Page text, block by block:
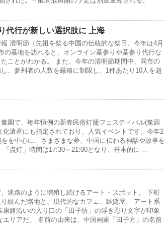
代行が新しい選択肢に 上海
清明節（先祖を祭る中国の伝統的な祭日、今年は4月
の墓地を訪れると、オンライン墓参りや墓参り代行な
ことがわかる。 また、今年の清明節期間中、同市の
、参列者の人数を厳格に制限し、1件あたり10人を超
園で、毎年恒例の新春民俗灯籠フェスティバル(豫园
化遺産にも指定されており、人気イベントです。今年2
を中心に、さまざまな夢、中国に伝わる神話や故事を
「点灯」時間は17:30～21:00となり、基本的に …
迷路のように増殖し続けるアート・スポット。 下町
組んだ路地と、現代的なカフェ、雑貨屋、 アート系
路沿いの入り口の「田子坊」の浮き彫り文字が印象
リアだ。 名前の由来は、中国画家「田子方」の名前